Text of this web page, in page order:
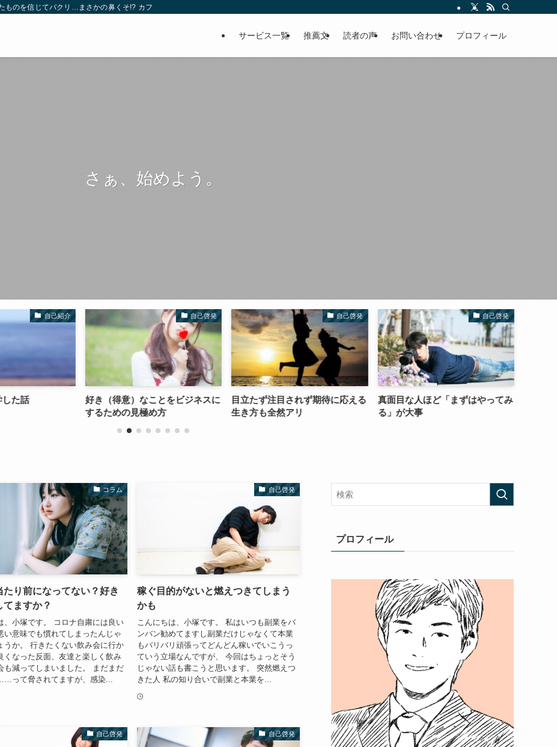
のを信じてパクリ…まさかの鼻くそ!? カフェでは、心温まる濃厚な話とクスッと笑える軽やかな話を「情報のミルフィーユ」にして提供中。800名超のメルマガ読
サービス一覧 推薦文 読者の声 お問い合わせ プロフィール
さぁ、始めよう。
自己紹介
した話
自己啓発
好き（得意）なことをビジネスに
するための見極め方
自己啓発
目立たず注目されず期待に応える
生き方も全然アリ
自己啓発
真面目な人ほど「まずはやってみ
る」が大事
コラム
たり前になってない？好き
てますか？
、小塚です。 コロナ自粛には良い
い意味でも慣れてしまったんじゃ
うか。 行きたくない飲み会に行か
くなった反面、友達と楽しく飲み
も減ってしまいました。 まだまだ
って脅されてますが、感染...
自己啓発
稼ぐ目的がないと燃えつきてしまう
かも
こんにちは、小塚です。 私はいつも副業をバ
ンバン勧めてますし副業だけじゃなくて本業
もバリバリ頑張ってどんどん稼いでいこうっ
ていう立場なんですが、 今回はちょっとそう
じゃない話も書こうと思います。 突然燃えつ
きた人 私の知り合いで副業と本業を...
自己啓発 自己啓発
プロフィール